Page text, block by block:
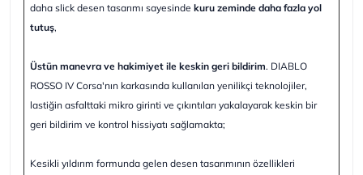
daha slick desen tasarımı sayesinde kuru zeminde daha fazla yol
tutuş,
Üstün manevra ve hakimiyet ile keskin geri bildirim. DIABLO
ROSSO IV Corsa'nın karkasında kullanılan yenilikçi teknolojiler,
lastiğin asfalttaki mikro girinti ve çıkıntıları yakalayarak keskin bir
geri bildirim ve kontrol hissiyatı sağlamakta;
Kesikli yıldırım formunda gelen desen tasarımının özellikleri